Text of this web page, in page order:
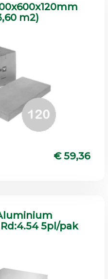
m2)
€ 59,36
5pl/pak